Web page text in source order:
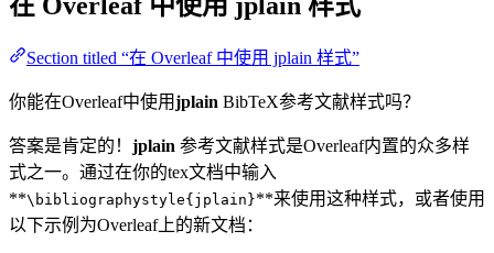
Section titled “在 Overleaf 中使用 jplain 样式”
你能在Overleaf中使用jplain BibTeX参考文献样式吗？
答案是肯定的！ jplain 参考文献样式是Overleaf内置的众多样
式之一。通过在你的tex文档中输入
**\bibliographystyle{jplain}**来使用这种样式，或者使用
以下示例为Overleaf上的新文档：